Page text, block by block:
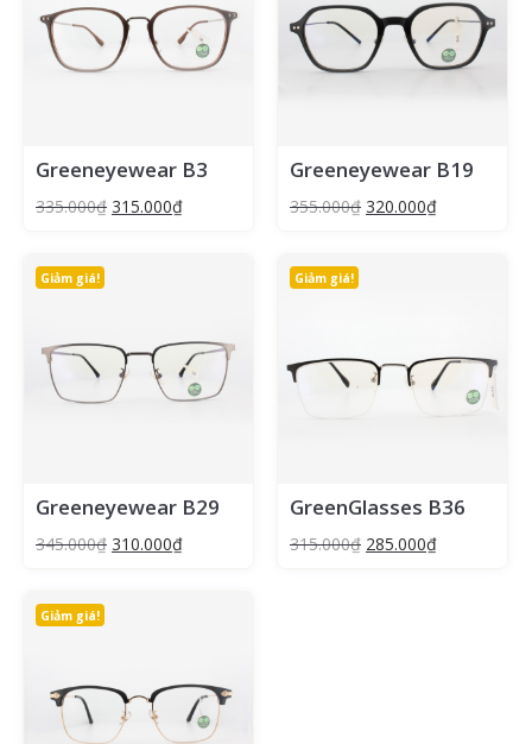
Greeneyewear B3
335.000₫ 315.000₫
Greeneyewear B19
355.000₫ 320.000₫
Giảm giá!
Greeneyewear B29
345.000₫ 310.000₫
Giảm giá!
GreenGlasses B36
315.000₫ 285.000₫
Giảm giá!